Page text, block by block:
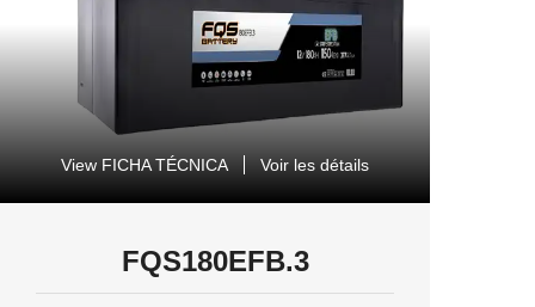
View FICHA TÉCNICA Voir les détails
FQS180EFB.3